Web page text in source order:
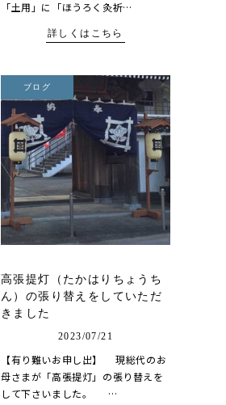
「土用」に「ほうろく灸祈…
詳しくはこちら
ブログ
高張提灯（たかはりちょうち
ん）の張り替えをしていただ
きました
2023/07/21
【有り難いお申し出】 現総代のお
母さまが「高張提灯」の張り替えを
して下さいました。 …